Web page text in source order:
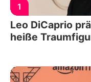
1
Leo DiCaprio
heiße